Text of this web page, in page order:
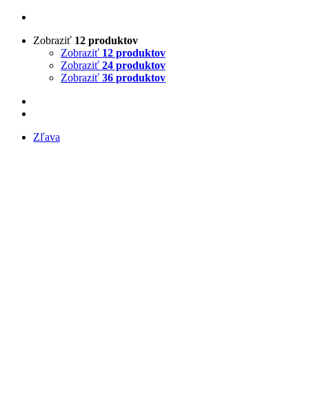
Zobraziť 12 produktov
Zobraziť 12 produktov
Zobraziť 24 produktov
Zobraziť 36 produktov
Zľava